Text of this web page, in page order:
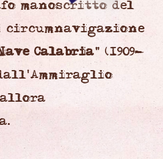
manoscritto del
Calabria" (1909-